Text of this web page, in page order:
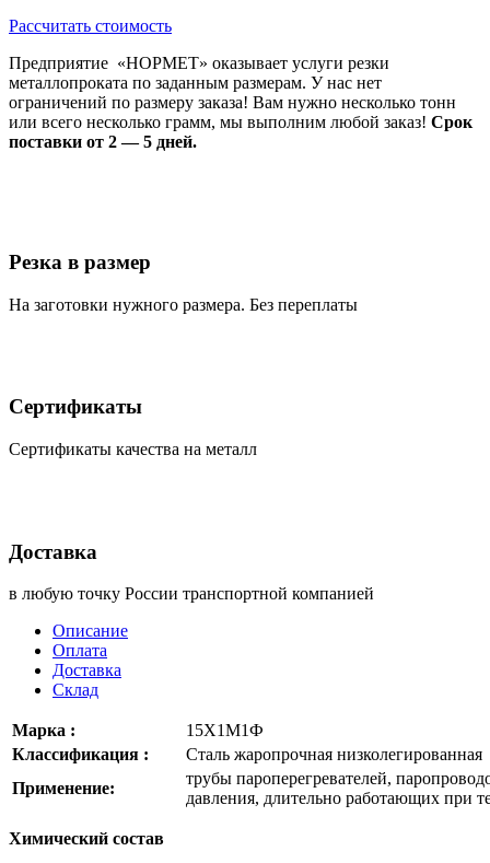
Рассчитать стоимость
Предприятие «НОРМЕТ» оказывает услуги резки
металлопроката по заданным размерам. У нас нет
ограничений по размеру заказа! Вам нужно несколько тонн
или всего несколько грамм, мы выполним любой заказ! Срок
поставки от 2 — 5 дней.
Резка в размер
На заготовки нужного размера. Без переплаты
Сертификаты
Сертификаты качества на металл
Доставка
в любую точку России транспортной компанией
Описание
Оплата
Доставка
Склад
Марка :
15Х1М1Ф
Классификация :
Сталь жаропрочная низколегированная
Применение:
трубы пароперегревателей,
давления, длительно работающих при
Химический состав